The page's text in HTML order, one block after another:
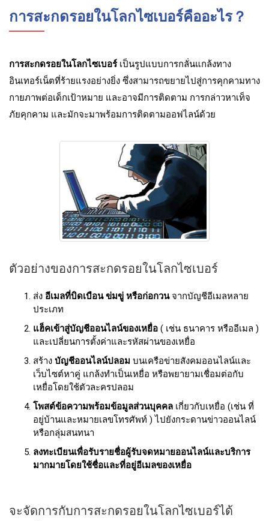
การสะกดรอยในโลกไซเบอร์คืออะไร？
การสะกดรอยในโลกไซเบอร์เป็นรูปแบบการกลั่นแกล้งทาง
อินเทอร์เน็ตที่ร้ายแรงอย่างยิ่ง ซึ่งสามารถขยายไปสู่การคุกคามทาง
กายภาพต่อเด็กเป้าหมาย และอาจมีการติดตาม การกล่าวหาเท็จ
ภัยคุกคาม และมักจะมาพร้อมการติดตามออฟไลน์ด้วย
ตัวอย่างของการสะกดรอยในโลกไซเบอร์
ส่ง อีเมลที่บิดเบือน ข่มขู่ หรือก่อกวนจากบัญชีอีเมลหลาย
ประเภท
แฮ็คเข้าสู่บัญชีออนไลน์ของเหยื่อ ( เช่น ธนาคาร หรืออีเมล )
และเปลี่ยนการตั้งค่าและรหัสผ่านของเหยื่อ
สร้าง บัญชีออนไลน์ปลอม บนเครือข่ายสังคมออนไลน์และ
เว็บไซต์หาคู่ แกล้งทำเป็นเหยื่อ หรือพยายามเชื่อมต่อกับ
เหยื่อโดยใช้ตัวละครปลอม
โพสต์ข้อความพร้อมข้อมูลส่วนบุคคล เกี่ยวกับเหยื่อ (เช่น ที่
อยู่บ้านและหมายเลขโทรศัพท์ ) ไปยังกระดานข่าวออนไลน์
หรือกลุ่มสนทนา
ลงทะเบียนเพื่อรับรายชื่อผู้รับจดหมายออนไลน์และบริการ
มากมายโดยใช้ชื่อและที่อยู่อีเมลของเหยื่อ
จะจัดการกับการสะกดรอยในโลกไซเบอร์ได้